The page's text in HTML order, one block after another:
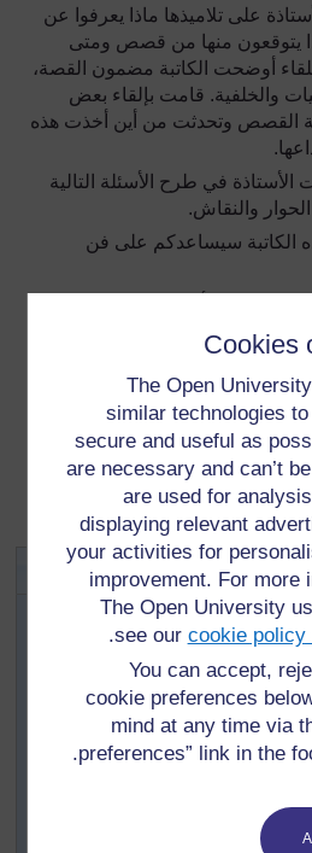
Cookies
The Open
similar technologies
secure and useful as
are necessary and can’t
are used for
displaying relevant
your activities for
improvement. For more
The Open University
see our cookie
.
You can accept,
cookie preferences
mind at any time via
preferences” link in the
على تلاميذها ماذا يعرفوا عن
يتوقعون منها من قصص ومتى
أوضحت الكاتبة مضمون القصة،
والخلفية. قامت بإلقاء بعض
القصص وتحدثت من أين أخذت هذه
الأستاذة في طرح الأسئلة التالية
والنقاش.
الكاتبة سيساعدكم على فن
سؤال بعد نهاية الحصة لانها تريد
هو الموضوع الاساسي. في النهاية
التقنيات المقترحة من القاصة عند
بعد ذلك بوضع علامات وتعطيهم
كتابة وسرد القصص
الأفكار من مجتمعاتهم.
الثلاثة صور الموجودة في هذه
مماثلة.
الصورة التي اختارها فصلك
نسخته من القصة وشجعهم على
قصصهم على بعضهم البعض
بأهمية استخدام الصوت